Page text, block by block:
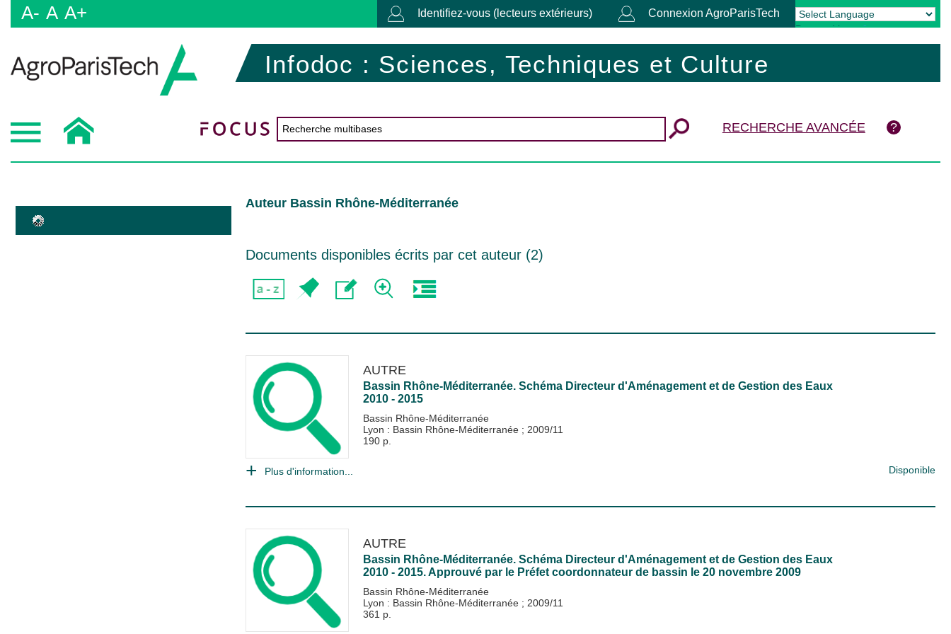
A- A A+ Identifiez-vous (lecteurs extérieurs) Connexion AgroParisTech
Powered by Translate
Infodoc : Sciences, Techniques et Culture
RECHERCHE AVANCÉE
Auteur Bassin Rhône-Méditerranée
Documents disponibles écrits par cet auteur (2)
AUTRE
Bassin Rhône-Méditerranée. Schéma Directeur d'Aménagement et de Gestion des Eaux
2010 - 2015
Bassin Rhône-Méditerranée
Lyon : Bassin Rhône-Méditerranée ; 2009/11
190 p.
Plus d'information... Disponible
AUTRE
Bassin Rhône-Méditerranée. Schéma Directeur d'Aménagement et de Gestion des Eaux
2010 - 2015. Approuvé par le Préfet coordonnateur de bassin le 20 novembre 2009
Bassin Rhône-Méditerranée
Lyon : Bassin Rhône-Méditerranée ; 2009/11
361 p.